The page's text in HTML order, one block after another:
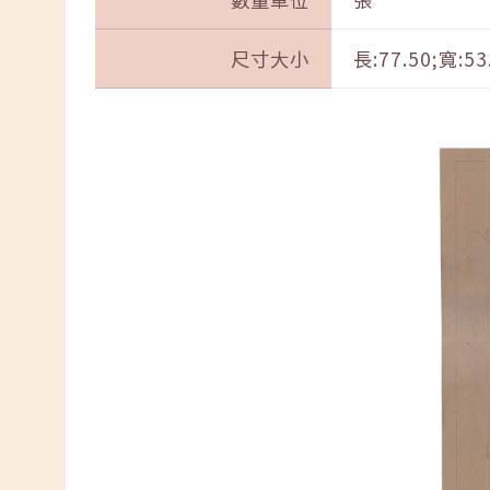
尺寸大小 長:77.50;寬